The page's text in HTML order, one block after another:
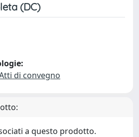
(DC)
di convegno
a questo prodotto.